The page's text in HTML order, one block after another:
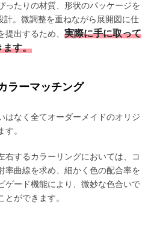
ったりの材質、形状のパッケージを
計。微調整を重ねながら展開図に仕
提出するため、 実際に手に取って
ます。
ラーマッチング
はなく全てオーダーメイドのオリジ
。
右するカラーリングにおいては、コ
率曲線を求め、細かく色の配合率を
ゲード機能により、微妙な色合いで
とができます。